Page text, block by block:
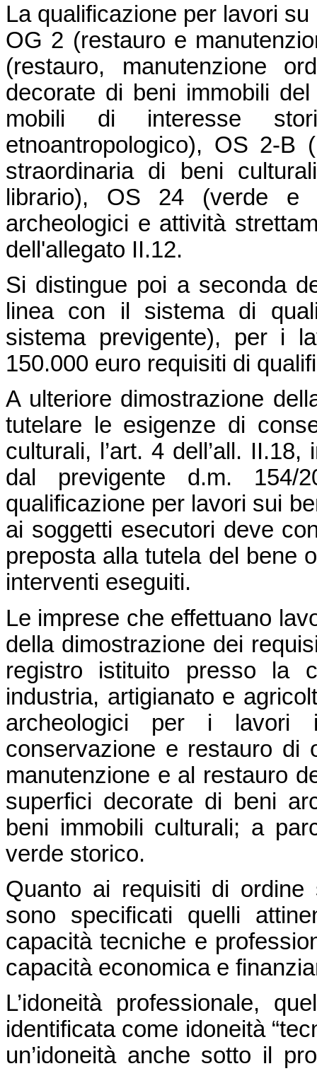
La qualificazione per lavori
OG 2 (restauro e
(restauro, manutenzione
decorate di beni immobili
mobili di interesse
etnoantropologico), OS 2-B
straordinaria di beni
librario), OS 24 (verde e
archeologici e attività
dell'allegato II.12.
Si distingue poi a seconda
linea con il sistema di
sistema previgente), per i
150.000 euro requisiti di
A ulteriore dimostrazione
tutelare le esigenze di
culturali, l’art. 4 dell’all.
dal previgente d.m.
qualificazione per lavori sui
ai soggetti esecutori deve
preposta alla tutela del bene
interventi eseguiti.
Le imprese che effettuano
della dimostrazione dei
registro istituito presso la
industria, artigianato e
archeologici per i lavori
conservazione e restauro di
manutenzione e al restauro
superfici decorate di beni
beni immobili culturali; a
verde storico.
Quanto ai requisiti di ordine
sono specificati quelli
capacità tecniche e
capacità economica e
L’idoneità professionale,
identificata come idoneità
un’idoneità anche sotto il